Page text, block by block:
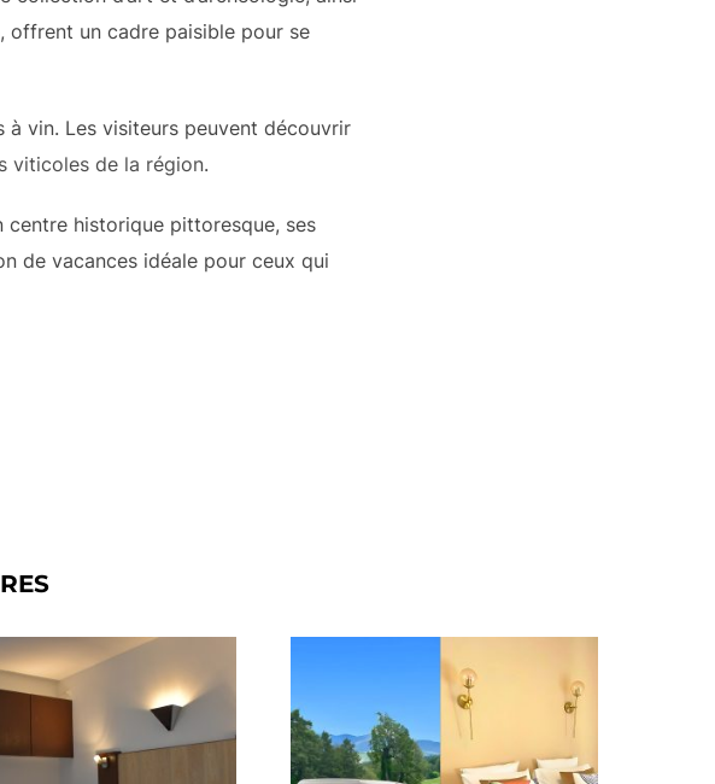
offrent un cadre paisible pour se
vin. Les visiteurs peuvent découvrir
viticoles de la région.
centre historique pittoresque, ses
de vacances idéale pour ceux qui